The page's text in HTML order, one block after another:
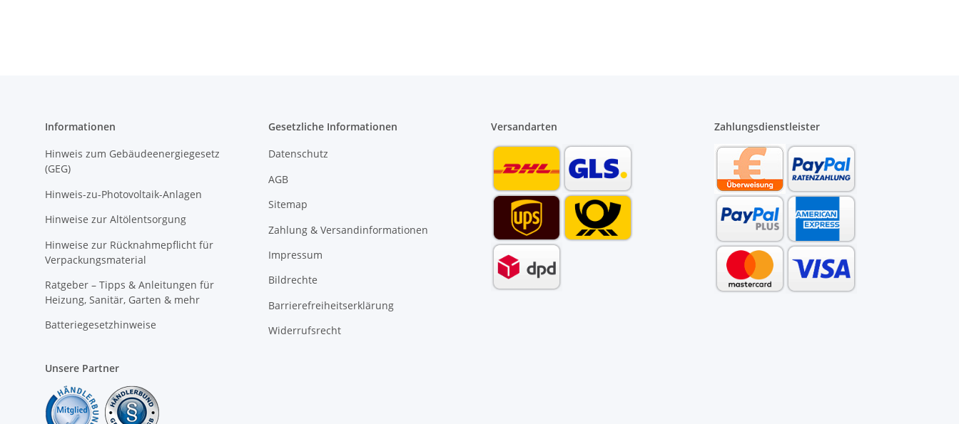
Informationen
Hinweis zum Gebäudeenergiegesetz
(GEG)
Hinweis-zu-Photovoltaik-Anlagen
Hinweise zur Altölentsorgung
Hinweise zur Rücknahmepflicht für
Verpackungsmaterial
Ratgeber – Tipps & Anleitungen für
Heizung, Sanitär, Garten & mehr
Batteriegesetzhinweise
Gesetzliche Informationen
Datenschutz
AGB
Sitemap
Zahlung & Versandinformationen
Impressum
Bildrechte
Barrierefreiheitserklärung
Widerrufsrecht
Versandarten Zahlungsdienstleister
Unsere Partner